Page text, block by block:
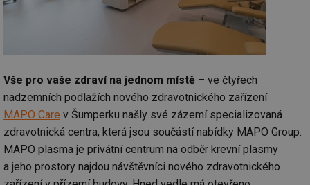
Vše pro vaše zdraví na jednom místě – ve čtyřech
nadzemních podlažích nového zdravotnického zařízení
MAPO Care v Šumperku našly své zázemí specializovaná
zdravotnická centra, která jsou součástí nabídky MAPO Group.
MAPO plasma je privátní centrum na odběr krevní plasmy
a jeho prostory najdou návštěvníci nového zdravotnického